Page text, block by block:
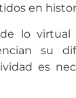
en
lo
su
es